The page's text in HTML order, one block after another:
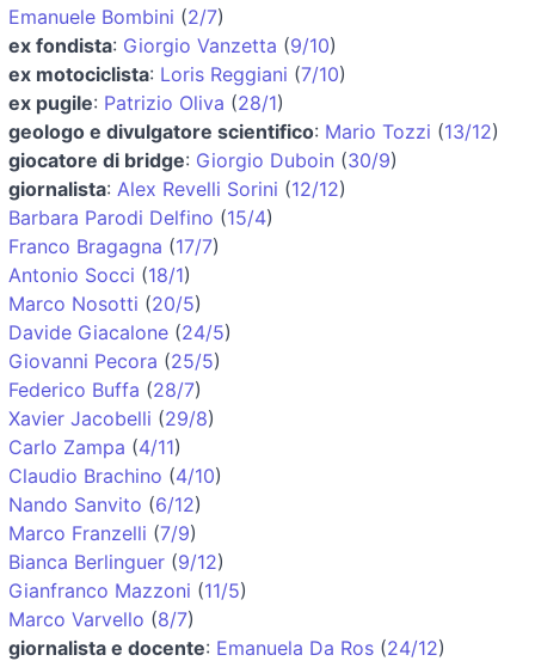
Emanuele Bombini (2/7)
ex fondista: Giorgio Vanzetta (9/10)
ex motociclista: Loris Reggiani (7/10)
ex pugile: Patrizio Oliva (28/1)
geologo e divulgatore scientifico: Mario Tozzi (13/12)
giocatore di bridge: Giorgio Duboin (30/9)
giornalista: Alex Revelli Sorini (12/12)
Barbara Parodi Delfino (15/4)
Franco Bragagna (17/7)
Antonio Socci (18/1)
Marco Nosotti (20/5)
Davide Giacalone (24/5)
Giovanni Pecora (25/5)
Federico Buffa (28/7)
Xavier Jacobelli (29/8)
Carlo Zampa (4/11)
Claudio Brachino (4/10)
Nando Sanvito (6/12)
Marco Franzelli (7/9)
Bianca Berlinguer (9/12)
Gianfranco Mazzoni (11/5)
Marco Varvello (8/7)
giornalista e docente: Emanuela Da Ros (24/12)